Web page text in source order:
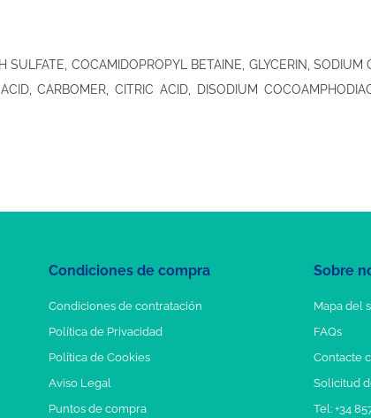
COCAMIDOPROPYL BETAINE, GLYCERIN, SODIUM
CARBOMER, CITRIC ACID, DISODIUM
Condiciones de compra
Condiciones de contratación
Política de Privacidad
Política de Cookies
Aviso Legal
Puntos de compra
Sobre
Mapa del
FAQs
Contacte
Solicitud
Tel: +34